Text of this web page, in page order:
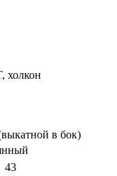
холкон
в бок)
43